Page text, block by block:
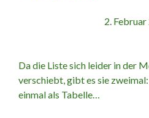
2.
Da die Liste sich leider in der
verschiebt, gibt es sie
einmal als Tabelle…